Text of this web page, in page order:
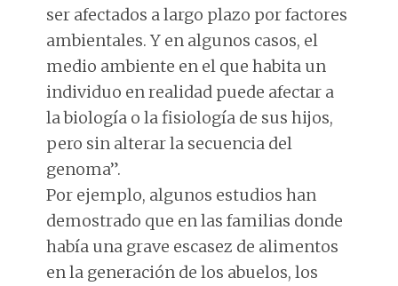
ser afectados a largo plazo por factores
ambientales. Y en algunos casos, el
medio ambiente en el que habita un
individuo en realidad puede afectar a
la biología o la fisiología de sus hijos,
pero sin alterar la secuencia del
genoma”.
Por ejemplo, algunos estudios han
demostrado que en las familias donde
había una grave escasez de alimentos
en la generación de los abuelos, los